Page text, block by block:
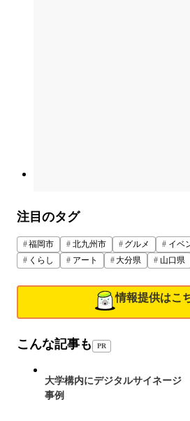
注目のタグ
福岡市 北九州市 グルメ イベ
くらし
アート 大分県 山口県
情報提供はこ
こんな記事も PR
大学構内にデジタルサイネージ
事例